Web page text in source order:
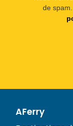
de
AFerry